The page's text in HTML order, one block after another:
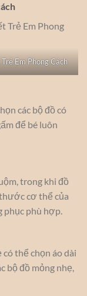
Em Phong Cách
các bộ đồ có
để bé luôn
trong khi đồ
cơ thể của
phù hợp.
thể chọn áo dài
bộ đồ mỏng nhẹ,